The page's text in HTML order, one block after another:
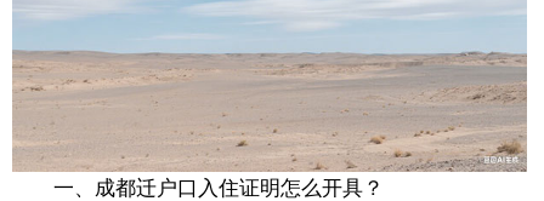
一、成都迁户口入住证明怎么开具？